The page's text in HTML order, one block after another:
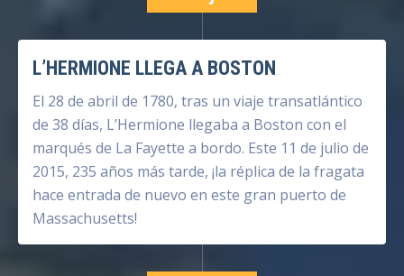
L’HERMIONE LLEGA A BOSTON
El 28 de abril de 1780, tras un viaje transatlántico
de 38 días, L’Hermione llegaba a Boston con el
marqués de La Fayette a bordo. Este 11 de julio de
2015, 235 años más tarde, ¡la réplica de la fragata
hace entrada de nuevo en este gran puerto de
Massachusetts!